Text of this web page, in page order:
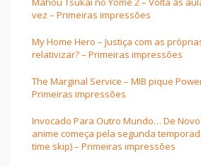
vez – Primeiras impressões
My Home Hero – Justiça com as
relativizar? – Primeiras impressões
The Marginal Service – MIB pique
Primeiras impressões
Invocado Para Outro Mundo… De
anime começa pela segunda
time skip) – Primeiras impressões